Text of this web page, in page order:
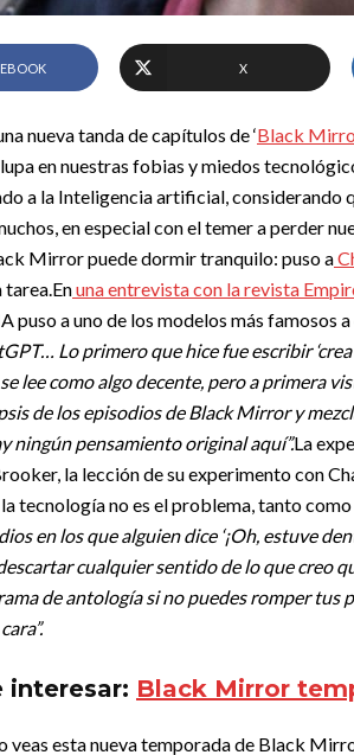
X
nueva tanda de capítulos de ‘Black
en nuestras fobias y miedos
a la Inteligencia artificial, considerando
en especial con el temer a perder
Mirror puede dormir tranquilo: puso a
tarea.Enuna entrevista con la revista
puso a uno de los modelos más famosos
Lo primero que hice fue escribir
lee como algo decente, pero a primera
de los episodios de Black Mirror y
ningún pensamiento original aquí”.La
la lección de su experimento con
tecnología no es el problema, tanto como
en los que alguien dice ‘¡Oh, estuve
descartar cualquier sentido de lo que creo
de antología si no puedes romper tus
interesar: Black Mirror
veas esta nueva temporada de Black